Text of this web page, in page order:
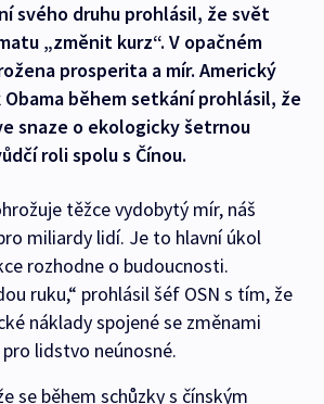
svého druhu prohlásil, že svět
„změnit kurz“. V opačném
prosperita a mír. Americký
během setkání prohlásil, že
snaze o ekologicky šetrnou
roli spolu s Čínou.
těžce vydobytý mír, náš
miliardy lidí. Je to hlavní úkol
rozhodne o budoucnosti.
ruku,“ prohlásil šéf OSN s tím, že
náklady spojené se změnami
lidstvo neúnosné.
se během schůzky s čínským